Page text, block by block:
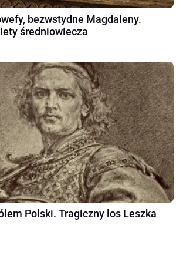
bezwstydne Magdaleny.
średniowiecza
Polski. Tragiczny los Leszka